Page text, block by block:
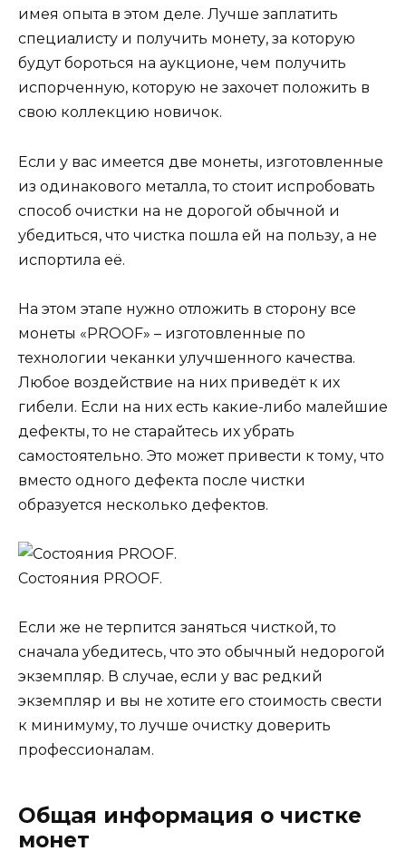
имея опыта в этом деле. Лучше заплатить
специалисту и получить монету, за которую
будут бороться на аукционе, чем получить
испорченную, которую не захочет положить в
свою коллекцию новичок.
Если у вас имеется две монеты, изготовленные
из одинакового металла, то стоит испробовать
способ очистки на не дорогой обычной и
убедиться, что чистка пошла ей на пользу, а не
испортила её.
На этом этапе нужно отложить в сторону все
монеты «PROOF» – изготовленные по
технологии чеканки улучшенного качества.
Любое воздействие на них приведёт к их
гибели. Если на них есть какие-либо малейшие
дефекты, то не старайтесь их убрать
самостоятельно. Это может привести к тому, что
вместо одного дефекта после чистки
образуется несколько дефектов.
Состояния PROOF.
Если же не терпится заняться чисткой, то
сначала убедитесь, что это обычный недорогой
экземпляр. В случае, если у вас редкий
экземпляр и вы не хотите его стоимость свести
к минимуму, то лучше очистку доверить
профессионалам.
Общая информация о чистке
монет